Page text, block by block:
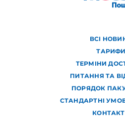
ВСІ
ТАРИФИ
ТЕРМІНИ
ПИТАННЯ ТА
ПОРЯДОК
СТАНДАРТНІ